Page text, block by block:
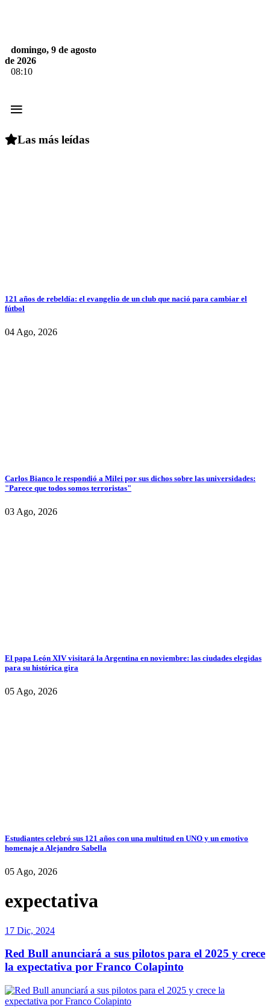
domingo, 9 de agosto
de 2026
08:10
≡
Las más leídas
121 años de rebeldía: el evangelio de un club que nació para cambiar el
fútbol
04 Ago, 2026
Carlos Bianco le respondió a Milei por sus dichos sobre las universidades:
"Parece que todos somos terroristas"
03 Ago, 2026
El papa León XIV visitará la Argentina en noviembre: las ciudades elegidas
para su histórica gira
05 Ago, 2026
Estudiantes celebró sus 121 años con una multitud en UNO y un emotivo
homenaje a Alejandro Sabella
05 Ago, 2026
expectativa
17 Dic, 2024
Red Bull anunciará a sus pilotos para el 2025 y crece
la expectativa por Franco Colapinto